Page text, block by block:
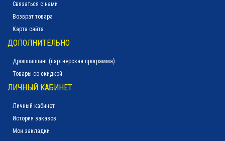
Связаться с нами
Возврат товара
Карта сайта
ДОПОЛНИТЕЛЬНО
Дропшиппинг (партнёрская программа)
Товары со скидкой
ЛИЧНЫЙ КАБИНЕТ
Личный кабинет
История заказов
Мои закладки